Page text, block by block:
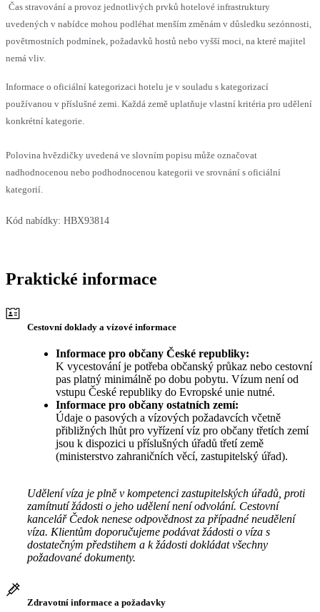
Čas stravování a provoz jednotlivých prvků hotelové infrastruktury
uvedených v nabídce mohou podléhat menším změnám v důsledku sezónnosti,
povětrnostních podmínek, požadavků hostů nebo vyšší moci, na které majitel
nemá vliv.
Informace o oficiální kategorizaci hotelu je v souladu s kategorizací
používanou v příslušné zemi. Každá země uplatňuje vlastní kritéria pro udělení
konkrétní kategorie.
Polovina hvězdičky uvedená ve slovním popisu může označovat
nadhodnocenou nebo podhodnocenou kategorii ve srovnání s oficiální
kategorií.
Kód nabídky: HBX93814
Praktické informace
Cestovní doklady a vízové informace
Informace pro občany České republiky:
K vycestování je potřeba občanský průkaz nebo cestovní
pas platný minimálně po dobu pobytu. Vízum není od
vstupu České republiky do Evropské unie nutné.
Informace pro občany ostatních zemí:
Údaje o pasových a vízových požadavcích včetně
přibližných lhůt pro vyřízení víz pro občany třetích zemí
jsou k dispozici u příslušných úřadů třetí země
(ministerstvo zahraničních věcí, zastupitelský úřad).
Udělení víza je plně v kompetenci zastupitelských úřadů, proti
zamítnutí žádosti o jeho udělení není odvolání. Cestovní
kancelář Čedok nenese odpovědnost za případné neudělení
víza. Klientům doporučujeme podávat žádosti o víza s
dostatečným předstihem a k žádosti dokládat všechny
požadované dokumenty.
Zdravotní informace a požadavky